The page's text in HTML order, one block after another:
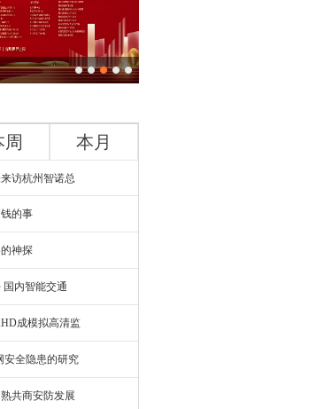
团拜会
周
本月
访杭州智诺总
的事
神探
内智能交通
成模拟高清监
安全隐患的研究
共商安防发展